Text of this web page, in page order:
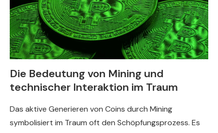
Die Bedeutung von Mining und
technischer Interaktion im Traum
Das aktive Generieren von Coins durch Mining
symbolisiert im Traum oft den Schöpfungsprozess. Es